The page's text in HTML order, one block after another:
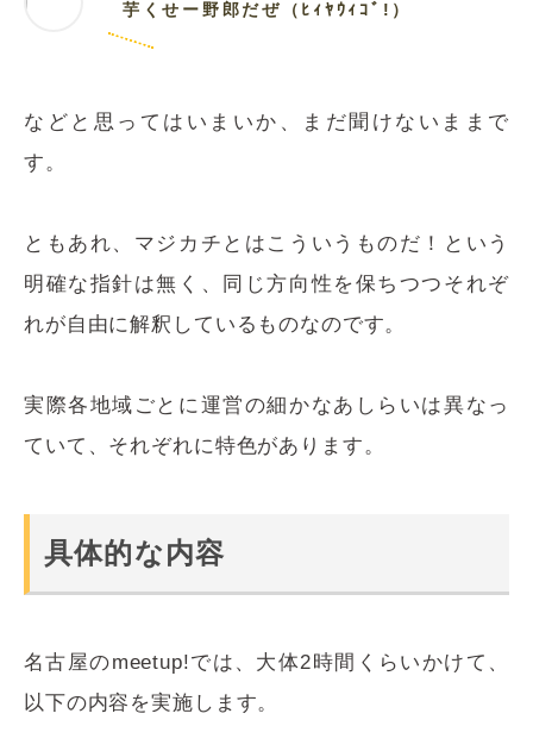
芋くせー野郎だぜ（ﾋｨﾔｳｨｺﾞ!）
などと思ってはいまいか、まだ聞けないままで
す。
ともあれ、マジカチとはこういうものだ！という
明確な指針は無く、同じ方向性を保ちつつそれぞ
れが自由に解釈しているものなのです。
実際各地域ごとに運営の細かなあしらいは異なっ
ていて、それぞれに特色があります。
具体的な内容
名古屋のmeetup!では、大体2時間くらいかけて、
以下の内容を実施します。